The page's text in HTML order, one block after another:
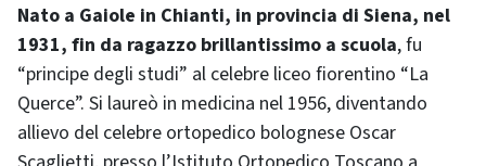
Nato a Gaiole in Chianti, in provincia di Siena, nel
1931, fin da ragazzo brillantissimo a scuola, fu
“principe degli studi” al celebre liceo fiorentino “La
Querce”. Si laureò in medicina nel 1956, diventando
allievo del celebre ortopedico bolognese Oscar